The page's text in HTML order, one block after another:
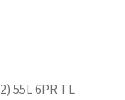
55L 6PR TL